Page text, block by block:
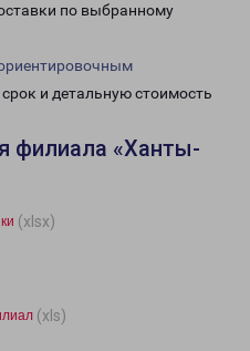
по выбранному
срок и детальную стоимость
филиала «Ханты-
(xlsx)
(xls)